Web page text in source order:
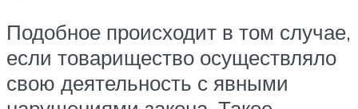
Подобное происходит в том случае,
если товарищество осуществляло
свою деятельность с явными